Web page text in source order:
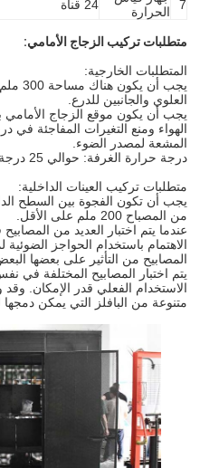
معدات اختبار دخول الماء
بيئيّ إختبار غرفة
غرفة اختبار القابلية للاشتعال
آلة اختبار MCB
معدات اختبار الأجهزة الطبية
معدات اختبار IEC 62368
7
الحرارة
24 قناة
متطلبات تركيب الزجاج الأمامي:
المتطلبات الخارجية:
يجب
العلوي والجانبين للدرع.
يجب أن يكون موقع الزجاج الأمامي
الهواء ومنع التغيرات المفاجئة في
المشعة لمصدر الضوء.
درجة حرارة الغرفة: حوالي 25 درجة مئوية.
متطلبات تركيب العينات الداخلية:
يجب أن تكون الفجوة بين السطح
من المصباح 200 ملم على الأقل.
عندما يتم اختبار العديد من
الاهتمام باستخدام الحواجز الضوئية
المصابيح من التأثير على بعضها
يتم اختبار المصابيح المختلفة في
الاستخدام الفعلي قدر الإمكان.
متنوعة من البافلز التي يمكن